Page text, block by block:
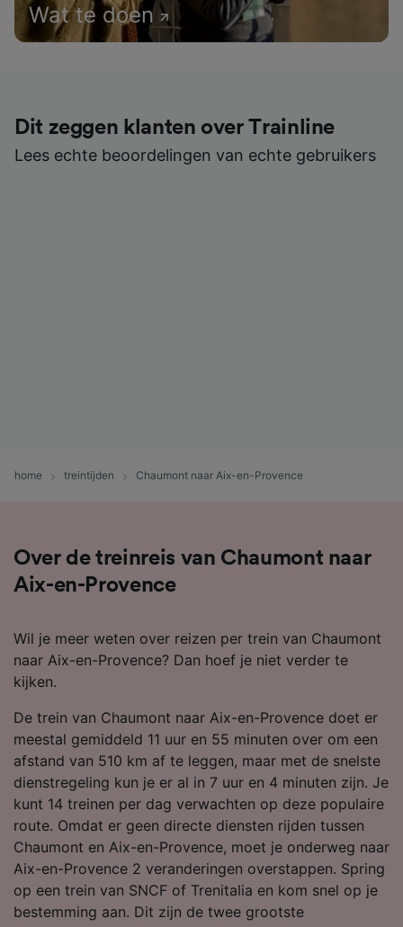
Wat te doen
Dit zeggen klanten over Trainline
Lees echte beoordelingen van echte gebruikers
home treintijden Chaumont naar Aix-en-Provence
Over de treinreis van Chaumont naar
Aix-en-Provence
Wil je meer weten over reizen per trein van Chaumont
naar Aix-en-Provence? Dan hoef je niet verder te
kijken.
De trein van Chaumont naar Aix-en-Provence doet er
meestal gemiddeld 11 uur en 55 minuten over om een
afstand van 510 km af te leggen, maar met de snelste
dienstregeling kun je er al in 7 uur en 4 minuten zijn. Je
kunt 14 treinen per dag verwachten op deze populaire
route. Omdat er geen directe diensten rijden tussen
Chaumont en Aix-en-Provence, moet je onderweg naar
Aix-en-Provence 2 veranderingen overstappen. Spring
op een trein van SNCF of Trenitalia en kom snel op je
bestemming aan. Dit zijn de twee grootste